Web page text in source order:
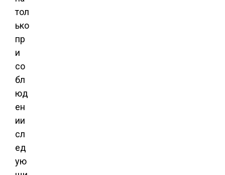
тол
ько
пр
и
со
бл
юд
ен
ии
сл
ед
ую